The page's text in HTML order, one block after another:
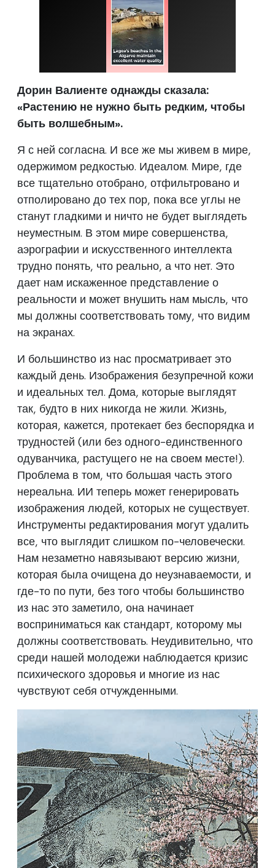
Дорин Валиенте однажды сказала:
«Растению не нужно быть редким, чтобы
быть волшебным».
Я с ней согласна. И все же мы живем в мире,
одержимом редкостью. Идеалом. Мире, где
все тщательно отобрано, отфильтровано и
отполировано до тех пор, пока все углы не
станут гладкими и ничто не будет выглядеть
неуместным. В этом мире совершенства,
аэрографии и искусственного интеллекта
трудно понять, что реально, а что нет. Это
дает нам искаженное представление о
реальности и может внушить нам мысль, что
мы должны соответствовать тому, что видим
на экранах.
И большинство из нас просматривает это
каждый день. Изображения безупречной кожи
и идеальных тел. Дома, которые выглядят
так, будто в них никогда не жили. Жизнь,
которая, кажется, протекает без беспорядка и
трудностей (или без одного-единственного
одуванчика, растущего не на своем месте!).
Проблема в том, что большая часть этого
нереальна. ИИ теперь может генерировать
изображения людей, которых не существует.
Инструменты редактирования могут удалить
все, что выглядит слишком по-человечески.
Нам незаметно навязывают версию жизни,
которая была очищена до неузнаваемости, и
где-то по пути, без того чтобы большинство
из нас это заметило, она начинает
восприниматься как стандарт, которому мы
должны соответствовать. Неудивительно, что
среди нашей молодежи наблюдается кризис
психического здоровья и многие из нас
чувствуют себя отчужденными.